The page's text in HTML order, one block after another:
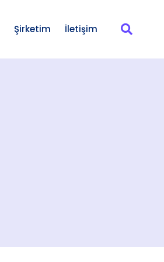
Şirketim İletişim